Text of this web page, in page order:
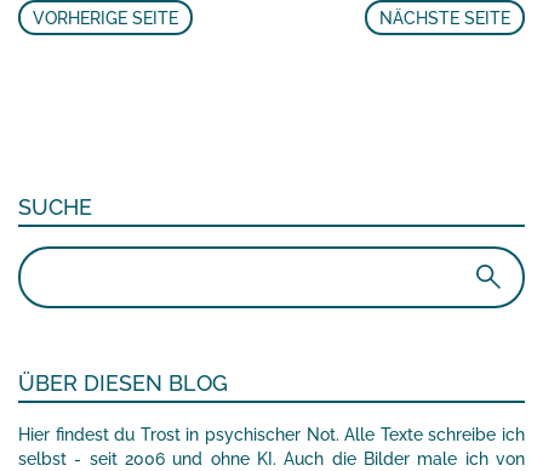
VORHERIGE SEITE NÄCHSTE SEITE
SUCHE
Suchen
nach:
ÜBER DIESEN BLOG
Hier findest du Trost in psychischer Not. Alle Texte schreibe ich
selbst - seit 2006 und ohne KI. Auch die Bilder male ich von